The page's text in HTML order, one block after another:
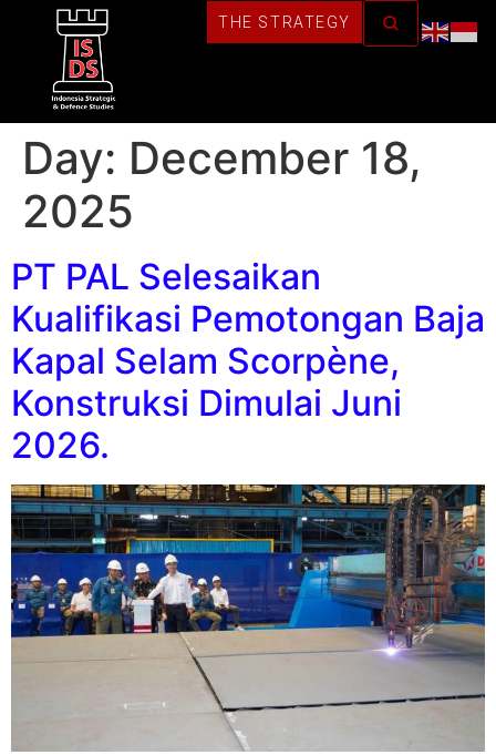
THE STRATEGY
Day: December 18,
2025
PT PAL Selesaikan
Kualifikasi Pemotongan Baja
Kapal Selam Scorpène,
Konstruksi Dimulai Juni
2026.